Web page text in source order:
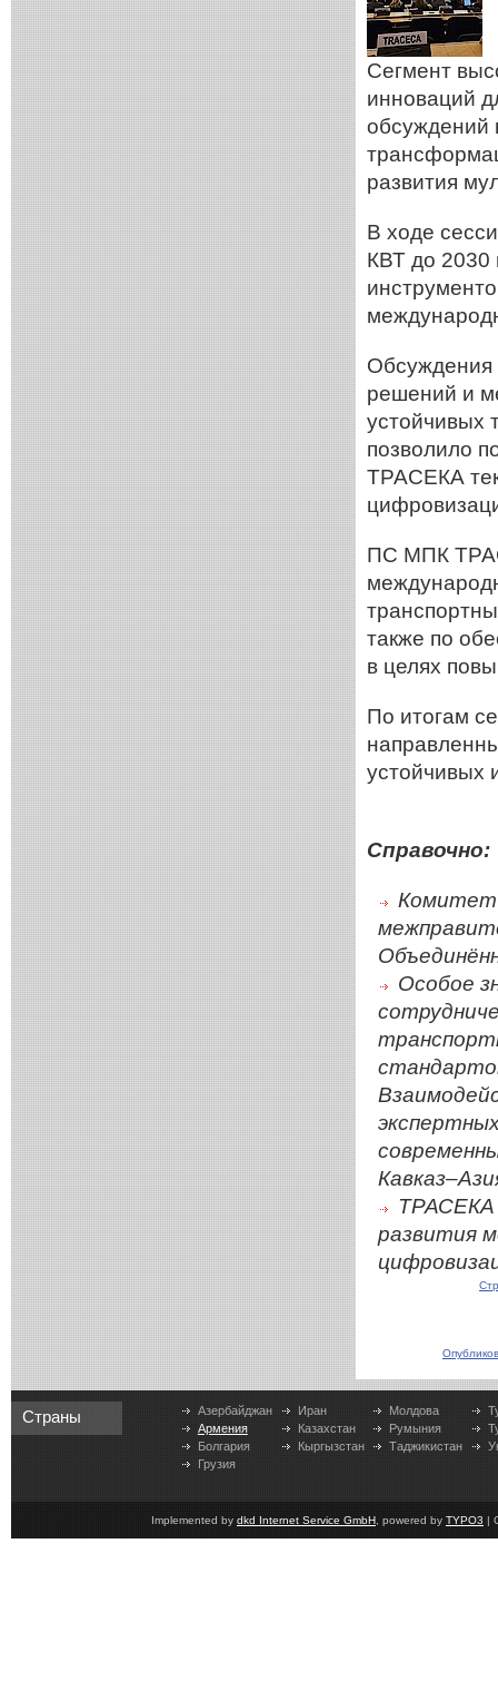
Сегмент
инноваций
обсуждений
развития
В ходе
КВТ до 2030
Обсуждения
решений и
устойчивых
позволило
ТРАСЕКА
ПС МПК
также по
в целях
По итогам
устойчивых
Справочно:
Комитет
Особое
ТРАСЕКА
развития
Страны
Азербайджан
Армения
Болгария
Грузия
Иран
Казахстан
Кыргызстан
Молдова
Румыния
Таджикистан
Implemented by dkd Internet Service GmbH , powered by TYPO3 |